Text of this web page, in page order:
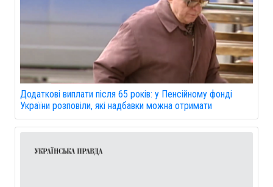
Додаткові виплати після 65 років: у Пенсійному фонді
України розповіли, які надбавки можна отримати